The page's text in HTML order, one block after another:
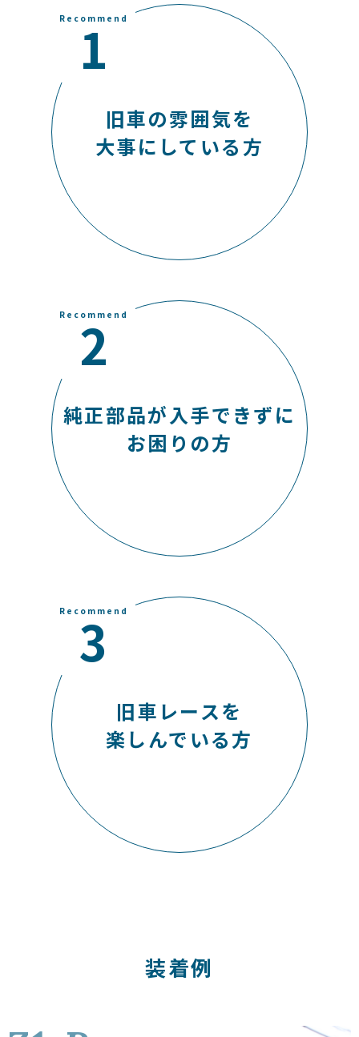
Recommend
1
旧車の雰囲気を
大事にしている方
Recommend
2
純正部品が入手できずに
お困りの方
Recommend
3
旧車レースを
楽しんでいる方
装着例